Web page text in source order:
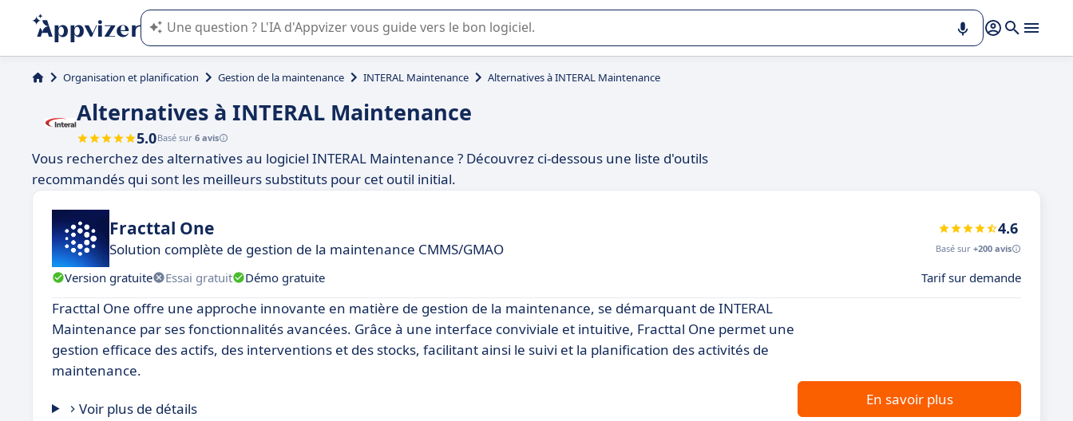
L'IA de Appvizer vous guide dans l'utilisation ou la sélection de logiciel SaaS en entreprise.
Organisation et planification Gestion de la maintenance INTERAL Maintenance Alternatives à INTERAL Maintenance
Alternatives à INTERAL Maintenance
5.0Basé sur 6 avis
Vous recherchez des alternatives au logiciel INTERAL Maintenance ? Découvrez ci-dessous une liste d'outils
recommandés qui sont les meilleurs substituts pour cet outil initial.
Fracttal One
Solution complète de gestion de la maintenance CMMS/GMAO
4.6
Basé sur +200 avis
Version gratuite Essai gratuit Démo gratuite Tarif sur demande
Fracttal One offre une approche innovante en matière de gestion de la maintenance, se démarquant de INTERAL
Maintenance par ses fonctionnalités avancées. Grâce à une interface conviviale et intuitive, Fracttal One permet une
gestion efficace des actifs, des interventions et des stocks, facilitant ainsi le suivi et la planification des activités de
maintenance.
Voir plus de détails
En savoir plus